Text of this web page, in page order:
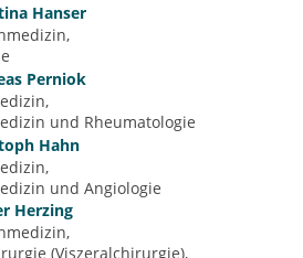
Hanser
Perniok
und Rheumatologie
Hahn
und Angiologie
Herzing
(Viszeralchirurgie)